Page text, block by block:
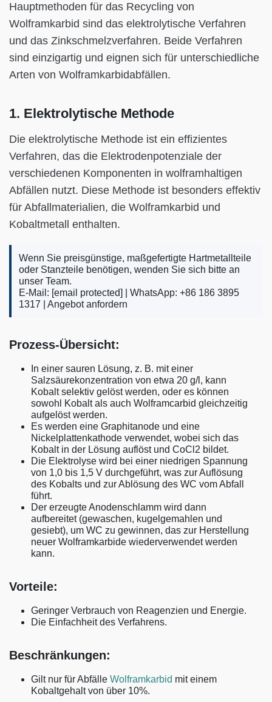
Hauptmethoden für das Recycling von
Wolframkarbid sind das elektrolytische Verfahren
und das Zinkschmelzverfahren. Beide Verfahren
sind einzigartig und eignen sich für unterschiedliche
Arten von Wolframkarbidabfällen.
1. Elektrolytische Methode
Die elektrolytische Methode ist ein effizientes
Verfahren, das die Elektrodenpotenziale der
verschiedenen Komponenten in wolframhaltigen
Abfällen nutzt. Diese Methode ist besonders effektiv
für Abfallmaterialien, die Wolframkarbid und
Kobaltmetall enthalten.
Wenn Sie preisgünstige, maßgefertigte Hartmetallteile
oder Stanzteile benötigen, wenden Sie sich bitte an
unser Team.
E-Mail: [email protected]
| WhatsApp: +86 186 3895
1317 | Angebot anfordern
Prozess-Übersicht:
In einer sauren Lösung, z. B. mit einer
Salzsäurekonzentration von etwa 20 g/l, kann
Kobalt selektiv gelöst werden, oder es können
sowohl Kobalt als auch Wolframcarbid gleichzeitig
aufgelöst werden.
Es werden eine Graphitanode und eine
Nickelplattenkathode verwendet, wobei sich das
Kobalt in der Lösung auflöst und CoCl2 bildet.
Die Elektrolyse wird bei einer niedrigen Spannung
von 1,0 bis 1,5 V durchgeführt, was zur Auflösung
des Kobalts und zur Ablösung des WC vom Abfall
führt.
Der erzeugte Anodenschlamm wird dann
aufbereitet (gewaschen, kugelgemahlen und
gesiebt), um WC zu gewinnen, das zur Herstellung
neuer Wolframkarbide wiederverwendet werden
kann.
Vorteile:
Geringer Verbrauch von Reagenzien und Energie.
Die Einfachheit des Verfahrens.
Beschränkungen:
Gilt nur für Abfälle Wolframkarbid mit einem
Kobaltgehalt von über 10%.